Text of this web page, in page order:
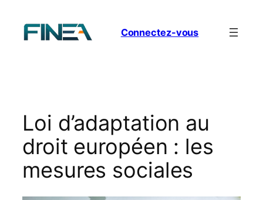
contenu
Connectez-vous
Loi d’adaptation au
droit européen : les
mesures sociales